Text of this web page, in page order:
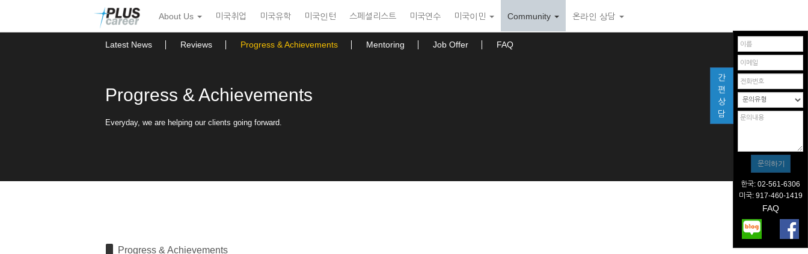
뉴
토
About Us 미국취업 미국유학 미국인턴 스페셜리스트 미국연수 미국이민 Community 온라인 상담
Latest News Reviews Progress & Achievements Mentoring Job Offer FAQ
Progress & Achievements
Everyday, we are helping our clients going forward.
Progress & Achievements
간
편
상
담
한국: 02-561-6306
미국: 917-460-1419
FAQ